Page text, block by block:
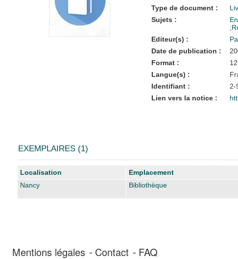
Type de document :
Sujets :
;
Editeur(s) :
Date de publication :
Format :
Langue(s) :
Identifiant :
2-
Lien vers la notice :
EXEMPLAIRES (1)
Liste des exemplaires
Localisation Emplacement
Nancy
Bibliothèque
Mentions légales Contact FAQ